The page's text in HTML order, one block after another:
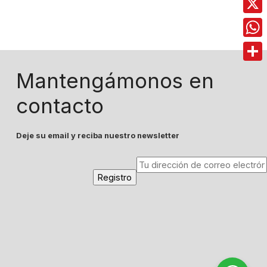
Mantengámonos en
contacto
Deje su email y reciba nuestro newsletter
X